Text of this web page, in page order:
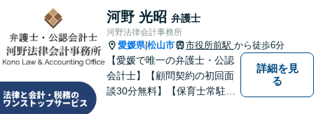
河野 光昭 弁護士
河野法律会計事務所
愛媛県|松山市 市役所前駅 から徒歩6分
【愛媛で唯一の弁護士・公認
会計士】【顧問契約の初回面
談30分無料】【保育士常駐】
詳細を見
る